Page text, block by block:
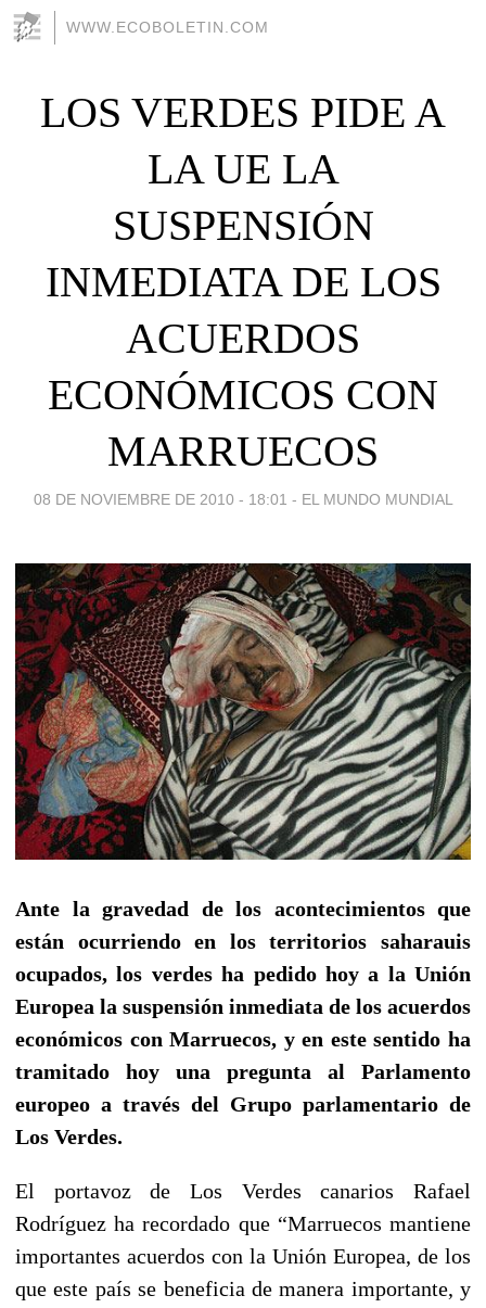
WWW.ECOBOLETIN.COM
LOS VERDES PIDE A
LA UE LA
SUSPENSIÓN
INMEDIATA DE LOS
ACUERDOS
ECONÓMICOS CON
MARRUECOS
08 DE NOVIEMBRE DE 2010 - 18:01 - EL MUNDO MUNDIAL
Ante la gravedad de los acontecimientos que
están ocurriendo en los territorios saharauis
ocupados, los verdes ha pedido hoy a la Unión
Europea la suspensión inmediata de los acuerdos
económicos con Marruecos, y en este sentido ha
tramitado hoy una pregunta al Parlamento
europeo a través del Grupo parlamentario de
Los Verdes.
El portavoz de Los Verdes canarios Rafael
Rodríguez ha recordado que “Marruecos mantiene
importantes acuerdos con la Unión Europea, de los
que este país se beneficia de manera importante, y